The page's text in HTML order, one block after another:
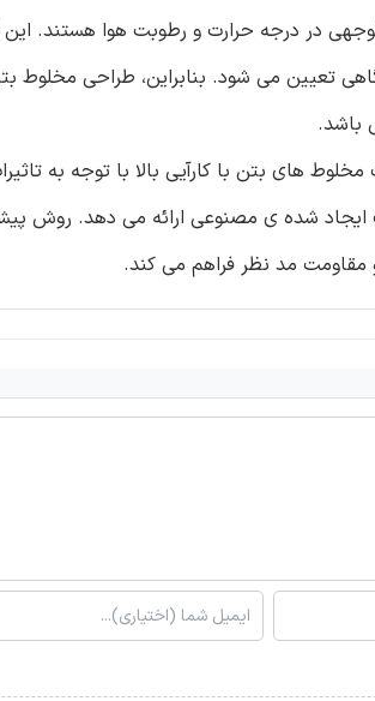
در درجه حرارت و رطوبت هوا هستند. این
تعیین می شود. بنابراین، طراحی مخلوط
باشد.
های بتن با کارآیی بالا با توجه به
شده ی مصنوعی ارائه می دهد. روش
مقاومت مد نظر فراهم می کند.